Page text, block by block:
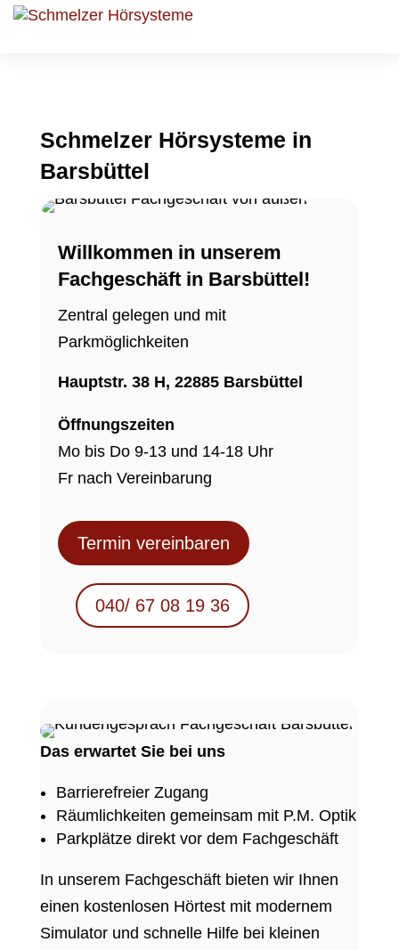
Schmelzer Hörsysteme in
Barsbüttel
Willkommen in unserem
Fachgeschäft in Barsbüttel!
Zentral gelegen und mit
Parkmöglichkeiten
Hauptstr. 38 H, 22885 Barsbüttel
Öffnungszeiten
Mo bis Do 9-13 und 14-18 Uhr
Fr nach Vereinbarung
Termin vereinbaren
040/ 67 08 19 36
Das erwartet Sie bei uns
Barrierefreier Zugang
Räumlichkeiten gemeinsam mit P.M. Optik
Parkplätze direkt vor dem Fachgeschäft
In unserem Fachgeschäft bieten wir Ihnen
einen kostenlosen Hörtest mit modernem
Simulator und schnelle Hilfe bei kleinen